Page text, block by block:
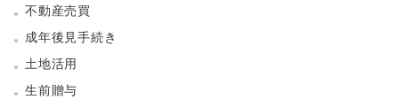
不動産売買
成年後見手続き
土地活用
生前贈与